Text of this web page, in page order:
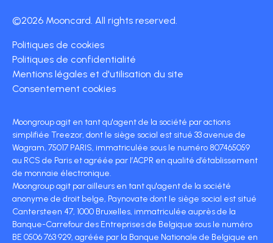
©2026 Mooncard. All rights reserved.
Politiques de cookies
Politiques de confidentialité
Mentions légales et d'utilisation du site
Consentement cookies
Moongroup agit en tant qu'agent de la société par actions
simplifiée Treezor, dont le siège social est situé 33 avenue de
Wagram, 75017 PARIS, immatriculée sous le numéro 807465059
au RCS de Paris et agréée par l’ACPR en qualité d’établissement
de monnaie électronique.
Moongroup agit par ailleurs en tant qu'agent de la société
anonyme de droit belge, Paynovate dont le siège social est situé
Cantersteen 47, 1000 Bruxelles, immatriculée auprès de la
Banque-Carrefour des Entreprises de Belgique sous le numéro
BE 0506 763 929, agréée par la Banque Nationale de Belgique en